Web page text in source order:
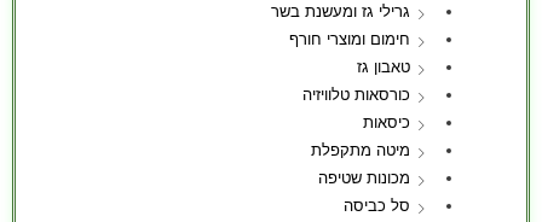
גרילי גז ומעשנת בשר
חימום ומוצרי חורף
טאבון גז
כורסאות טלוויזיה
כיסאות
מיטה מתקפלת
מכונות שטיפה
סל כביסה